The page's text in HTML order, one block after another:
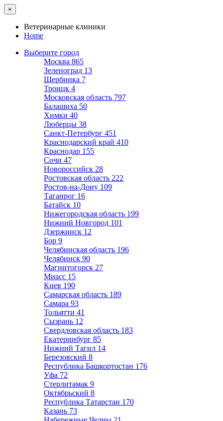
×
Ветеринарные клиники
Home
Выберите город
Москва 865
Зеленоград 13
Щербинка 7
Троицк 4
Московская область 797
Балашиха 50
Химки 40
Люберцы 38
Санкт-Петербург 451
Краснодарский край 410
Краснодар 155
Сочи 47
Новороссийск 28
Ростовская область 222
Ростов-на-Дону 109
Таганрог 16
Батайск 10
Нижегородская область 199
Нижний Новгород 101
Дзержинск 12
Бор 9
Челябинская область 196
Челябинск 90
Магнитогорск 27
Миасс 15
Киев 190
Самарская область 189
Самара 93
Тольятти 41
Сызрань 12
Свердловская область 183
Екатеринбург 85
Нижний Тагил 14
Березовский 8
Республика Башкортостан 176
Уфа 72
Стерлитамак 9
Октябрьский 8
Республика Татарстан 170
Казань 73